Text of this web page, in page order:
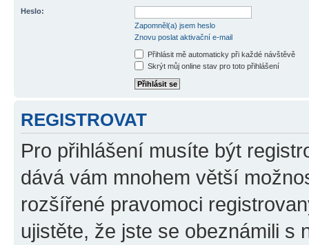
Heslo:
Zapomněl(a) jsem heslo
Znovu poslat aktivační e-mail
Přihlásit mě automaticky při každé návštěvě
Skrýt můj online stav pro toto přihlášení
REGISTROVAT
Pro přihlášení musíte být
dává vám mnohem větší
rozšířené pravomoci
ujistěte, že jste se obeznámili s